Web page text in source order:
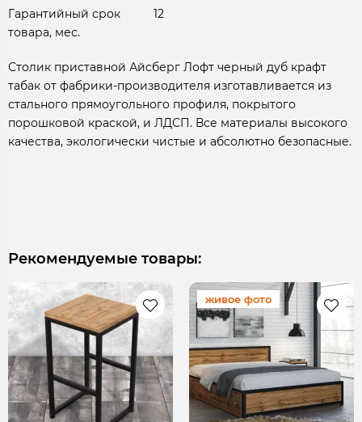
Гарантийный срок
товара, мес.
12
Столик приставной Айсберг Лофт черный дуб крафт
табак от фабрики-производителя изготавливается из
стального прямоугольного профиля, покрытого
порошковой краской, и ЛДСП. Все материалы высокого
качества, экологически чистые и абсолютно безопасные.
Рекомендуемые товары:
живое фото